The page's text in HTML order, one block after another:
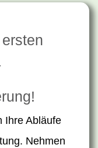
Ihre Abläufe
Nehmen